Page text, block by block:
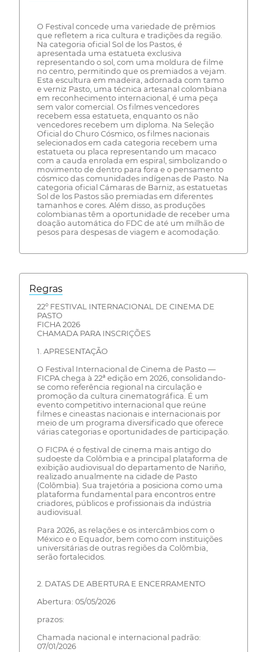
O Festival concede uma variedade de prêmios
que refletem a rica cultura e tradições da região.
Na categoria oficial Sol de los Pastos, é
apresentada uma estatueta exclusiva
representando o sol, com uma moldura de filme
no centro, permitindo que os premiados a vejam.
Esta escultura em madeira, adornada com tamo
e verniz Pasto, uma técnica artesanal colombiana
em reconhecimento internacional, é uma peça
sem valor comercial. Os filmes vencedores
recebem essa estatueta, enquanto os não
vencedores recebem um diploma. Na Seleção
Oficial do Churo Cósmico, os filmes nacionais
selecionados em cada categoria recebem uma
estatueta ou placa representando um macaco
com a cauda enrolada em espiral, simbolizando o
movimento de dentro para fora e o pensamento
cósmico das comunidades indígenas de Pasto. Na
categoria oficial Cámaras de Barniz, as estatuetas
Sol de los Pastos são premiadas em diferentes
tamanhos e cores. Além disso, as produções
colombianas têm a oportunidade de receber uma
doação automática do FDC de até um milhão de
pesos para despesas de viagem e acomodação.
Regras
22º FESTIVAL INTERNACIONAL DE CINEMA DE
PASTO
FICHA 2026
CHAMADA PARA INSCRIÇÕES
1. APRESENTAÇÃO
O Festival Internacional de Cinema de Pasto —
FICPA chega à 22ª edição em 2026, consolidando-
se como referência regional na circulação e
promoção da cultura cinematográfica. É um
evento competitivo internacional que reúne
filmes e cineastas nacionais e internacionais por
meio de um programa diversificado que oferece
várias categorias e oportunidades de participação.
O FICPA é o festival de cinema mais antigo do
sudoeste da Colômbia e a principal plataforma de
exibição audiovisual do departamento de Nariño,
realizado anualmente na cidade de Pasto
(Colômbia). Sua trajetória a posiciona como uma
plataforma fundamental para encontros entre
criadores, públicos e profissionais da indústria
audiovisual.
Para 2026, as relações e os intercâmbios com o
México e o Equador, bem como com instituições
universitárias de outras regiões da Colômbia,
serão fortalecidos.
2. DATAS DE ABERTURA E ENCERRAMENTO
Abertura: 05/05/2026
prazos:
Chamada nacional e internacional padrão:
07/01/2026